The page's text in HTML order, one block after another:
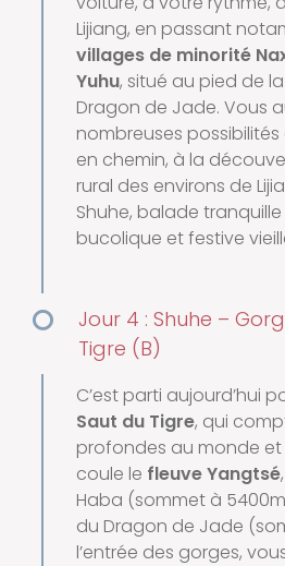
Lijiang, en passant
villages de minorité
Yuhu, situé au pied de
Dragon de Jade. Vous
nombreuses possibilités
en chemin, à la
rural des environs de
Shuhe, balade
bucolique et festive
Jour 4 : Shuhe –
Tigre (B)
C’est parti aujourd’hui
Saut du Tigre, qui
profondes au monde et
coule le fleuve Yangtsé
Haba (sommet à
du Dragon de Jade
l’entrée des gorges,